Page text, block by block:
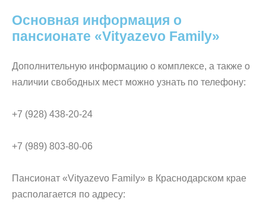
Основная информация о
пансионате «Vityazevo Family»
Дополнительную информацию о комплексе, а также о
наличии свободных мест можно узнать по телефону:
+7 (928) 438-20-24
+7 (989) 803-80-06
Пансионат «Vityazevo Family» в Краснодарском крае
располагается по адресу: